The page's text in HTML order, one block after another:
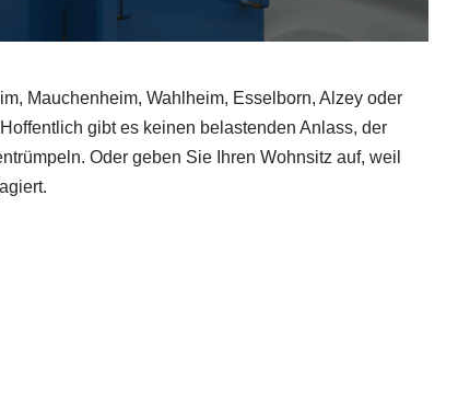
Mauchenheim, Wahlheim, Esselborn, Alzey oder
gibt es keinen belastenden Anlass, der
Oder geben Sie Ihren Wohnsitz auf, weil